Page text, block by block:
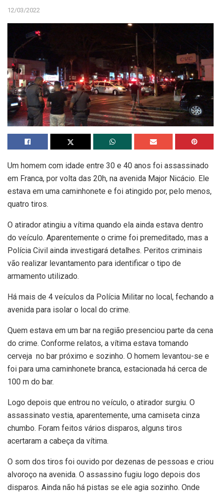
12/03/2022
Um homem com idade entre 30 e 40 anos foi assassinado
em Franca, por volta das 20h, na avenida Major Nicácio. Ele
estava em uma caminhonete e foi atingido por, pelo menos,
quatro tiros.
O atirador atingiu a vítima quando ela ainda estava dentro
do veículo. Aparentemente o crime foi premeditado, mas a
Polícia Civil ainda investigará detalhes. Peritos criminais
vão realizar levantamento para identificar o tipo de
armamento utilizado.
Há mais de 4 veículos da Polícia Militar no local, fechando a
avenida para isolar o local do crime.
Quem estava em um bar na região presenciou parte da cena
do crime. Conforme relatos, a vítima estava tomando
cerveja no bar próximo e sozinho. O homem levantou-se e
foi para uma caminhonete branca, estacionada há cerca de
100 m do bar.
Logo depois que entrou no veículo, o atirador surgiu. O
assassinato vestia, aparentemente, uma camiseta cinza
chumbo. Foram feitos vários disparos, alguns tiros
acertaram a cabeça da vítima.
O som dos tiros foi ouvido por dezenas de pessoas e criou
alvoroço na avenida. O assassino fugiu logo depois dos
disparos. Ainda não há pistas se ele agia sozinho. Onde